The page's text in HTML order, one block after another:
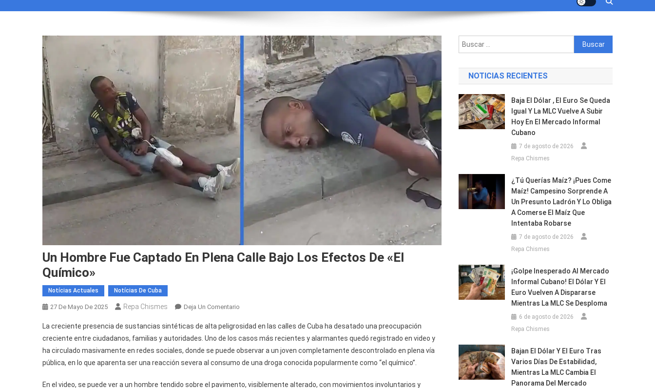
Un Hombre Fue Captado En Plena Calle Bajo Los Efectos De «El
Químico»
Notícias Actuales Notícias De Cuba
27 De Mayo De 2025 Repa Chismes Deja Un Comentario
Hombre
Fue
Captado
En
Calle
La creciente presencia de sustancias sintéticas de alta peligrosidad en las calles de Cuba ha desatado una preocupación
creciente entre ciudadanos, familias y autoridades. Uno de los casos más recientes y alarmantes quedó registrado en video y
ha circulado masivamente en redes sociales, donde se puede observar a un joven completamente descontrolado en plena vía
pública, en lo que aparenta ser una reacción severa al consumo de una droga conocida popularmente como “el químico”.
En el video, se puede ver a un hombre tendido sobre el pavimento, visiblemente alterado, con movimientos involuntarios y
Buscar:
NOTICIAS RECIENTES
Baja El Dólar , El Euro Se Queda
Igual Y La MLC Vuelve A Subir
Hoy En El Mercado Informal
Cubano
7 de agosto de 2026
Repa Chismes
¿Tú Querías Maíz? ¡Pues Come
Maíz! Campesino Sorprende A
Un Presunto Ladrón Y Lo Obliga
A Comerse El Maíz Que
Intentaba Robarse
7 de agosto de 2026
Repa Chismes
¡Golpe Inesperado Al Mercado
Informal Cubano! El Dólar Y El
Euro Vuelven A Dispararse
Mientras La MLC Se Desploma
6 de agosto de 2026
Repa Chismes
Bajan El Dólar Y El Euro Tras
Varios Días De Estabilidad,
Mientras La MLC Cambia El
Panorama Del Mercado